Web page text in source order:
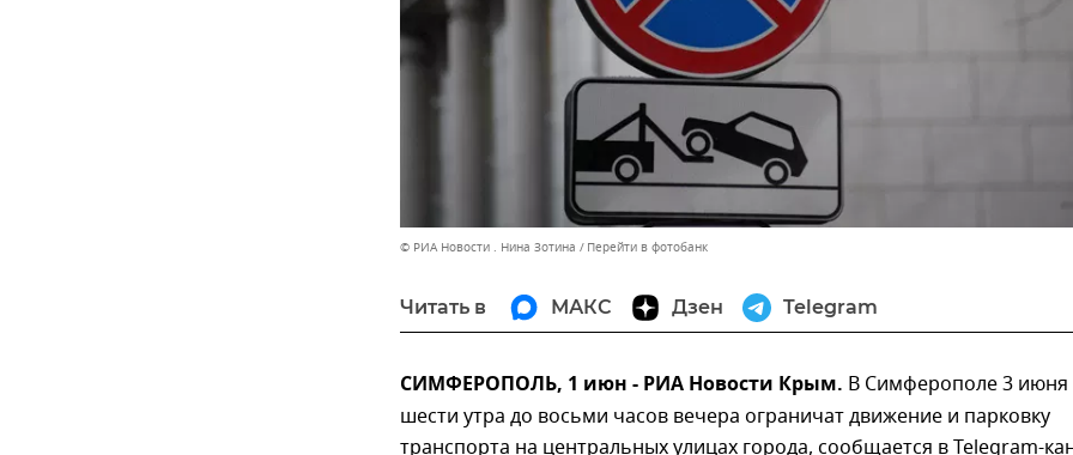
© РИА Новости . Нина Зотина Перейти в фотобанк
Читать в МАКС Дзен Telegram
СИМФЕРОПОЛЬ, 1 июн - РИА Новости Крым. В Симферополе 3 июня
шести утра до восьми часов вечера ограничат движение и парковку
транспорта на центральных улицах города, сообщается в Telegram-